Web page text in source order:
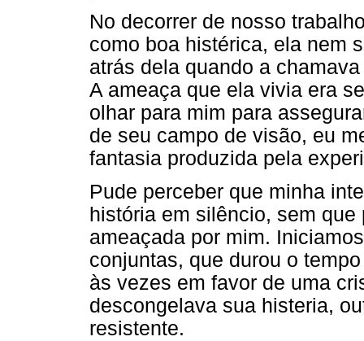
No decorrer de nosso
como boa histérica, ela nem
atrás dela quando a
A ameaça que ela vivia era
olhar para mim para
de seu campo de visão, eu
fantasia produzida pela
Pude perceber que minha
história em silêncio, sem
ameaçada por mim.
conjuntas, que durou o
às vezes em favor de uma
descongelava sua histeria,
resistente.